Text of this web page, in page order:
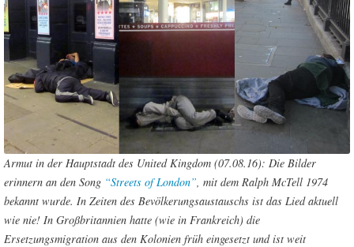
Armut in der Hauptstadt des United Kingdom (07.08.16): Die Bilder
erinnern an den Song “Streets of London” , mit dem Ralph McTell 1974
bekannt wurde. In Zeiten des Bevölkerungsaustauschs ist das Lied aktuell
wie nie! In Großbritannien hatte (wie in Frankreich) die
Ersetzungsmigration aus den Kolonien früh eingesetzt und ist weit